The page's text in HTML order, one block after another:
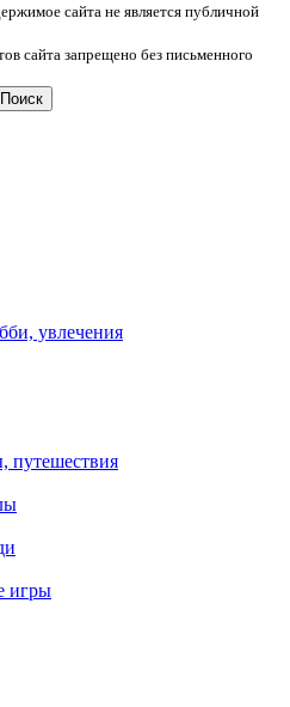
сайта не является публичной
сайта запрещено без письменного
Поиск
увлечения
путешествия
игры